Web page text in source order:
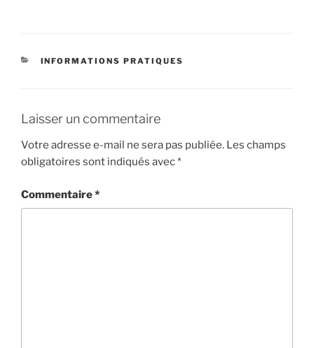
e
o
k
er e
CATÉGORIES
INFORMATIONS PRATIQUES
Laisser un commentaire
Votre adresse e-mail ne sera pas publiée. Les champs
obligatoires sont indiqués avec*
Commentaire*